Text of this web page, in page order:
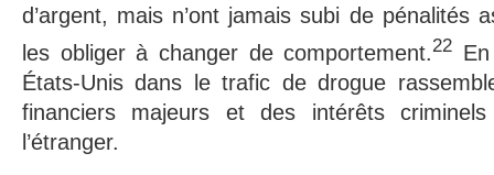
d’argent, mais n’ont jamais subi de pénalités
les obliger à changer de comportement.22
États-Unis dans le trafic de drogue
financiers majeurs et des intérêts
l’étranger.